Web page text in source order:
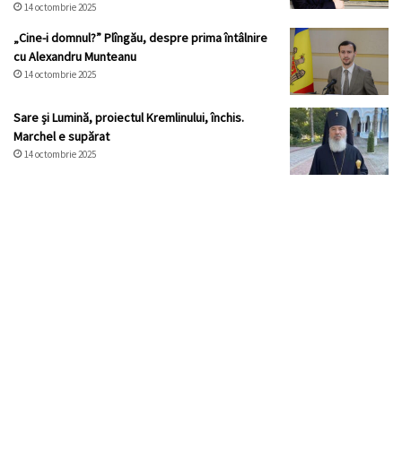
14 octombrie 2025
„Cine-i domnul?” Plîngău, despre prima întâlnire
cu Alexandru Munteanu
14 octombrie 2025
Sare și Lumină, proiectul Kremlinului, închis.
Marchel e supărat
14 octombrie 2025